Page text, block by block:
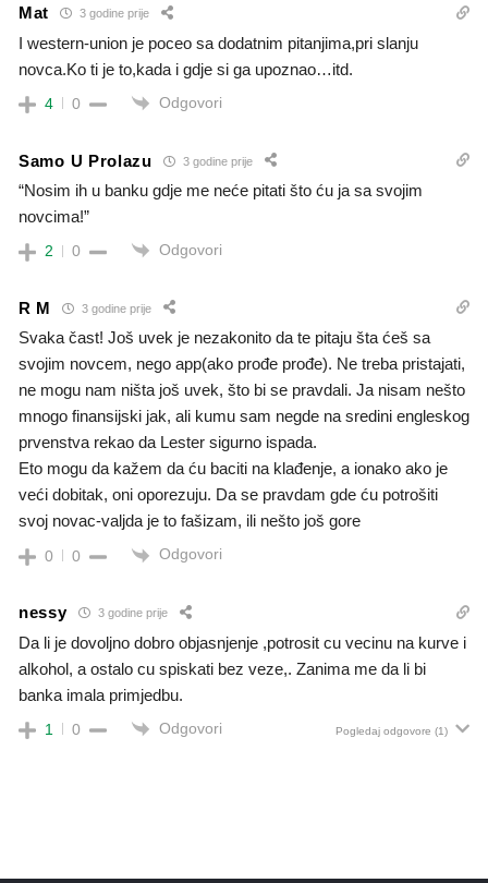
Mat 3 godine prije
I western-union je poceo sa dodatnim pitanjima,pri slanju
novca.Ko ti je to,kada i gdje si ga upoznao…itd.
4 0 Odgovori
Samo U Prolazu 3 godine prije
“Nosim ih u banku gdje me neće pitati što ću ja sa svojim
novcima!”
2 0 Odgovori
R M 3 godine prije
Svaka čast! Još uvek je nezakonito da te pitaju šta ćeš sa
svojim novcem, nego app(ako prođe prođe). Ne treba pristajati,
ne mogu nam ništa još uvek, što bi se pravdali. Ja nisam nešto
mnogo finansijski jak, ali kumu sam negde na sredini engleskog
prvenstva rekao da Lester sigurno ispada.
Eto mogu da kažem da ću baciti na klađenje, a ionako ako je
veći dobitak, oni oporezuju. Da se pravdam gde ću potrošiti
svoj novac-valjda je to fašizam, ili nešto još gore
0 0 Odgovori
nessy 3 godine prije
Da li je dovoljno dobro objasnjenje ,potrosit cu vecinu na kurve i
alkohol, a ostalo cu spiskati bez veze,. Zanima me da li bi
banka imala primjedbu.
1 0 Odgovori Pogledaj odgovore (1)